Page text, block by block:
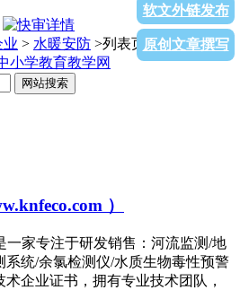
软文外链发布
原创文章撰写
业 > 水暖安防 >列表页面1土巴兔装
小学教育教学网
网站搜索
）
一家专注于研发销售：河流监测/地
统/余氯检测仪/水质生物毒性预警
企业证书，拥有专业技术团队，